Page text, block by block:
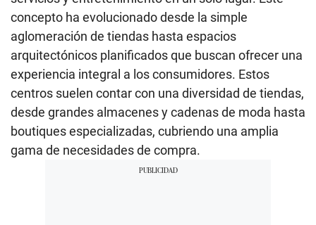
concepto ha evolucionado desde la simple
aglomeración de tiendas hasta espacios
arquitectónicos planificados que buscan ofrecer una
experiencia integral a los consumidores. Estos
centros suelen contar con una diversidad de tiendas,
desde grandes almacenes y cadenas de moda hasta
boutiques especializadas, cubriendo una amplia
gama de necesidades de compra.